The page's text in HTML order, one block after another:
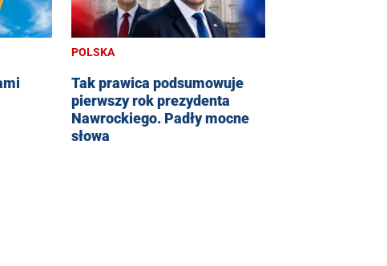
POLSKA
Tak prawica podsumowuje
pierwszy rok prezydenta
Nawrockiego. Padły mocne
słowa